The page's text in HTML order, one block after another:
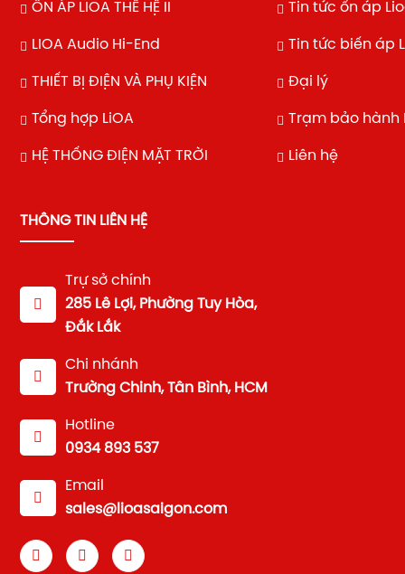
ỔN ÁP LIOA THẾ HỆ II
LIOA Audio Hi-End
THIẾT BỊ ĐIỆN VÀ PHỤ KIỆN
Tổng hợp LiOA
HỆ THỐNG ĐIỆN MẶT TRỜI
Tin tức ổn áp
Tin tức biến áp
Đại lý
Trạm bảo hành
Liên hệ
THÔNG TIN LIÊN HỆ
Trự sở chính
285 Lê Lợi, Phường Tuy Hòa,
Đắk Lắk
Chi nhánh
Trường Chinh, Tân Bình, HCM
Hotline
0934 893 537
Email
sales@lioasaigon.com